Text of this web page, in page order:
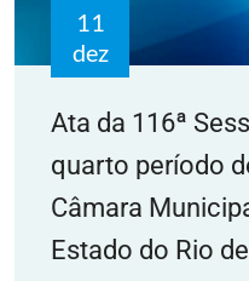
11
dez
Ata da 116ª
quarto período
Câmara
Estado do Rio